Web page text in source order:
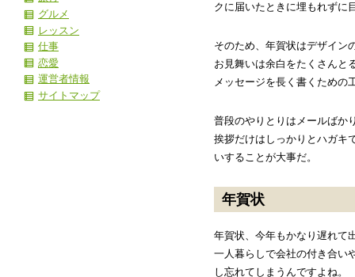
クに届いたときに埋もれずに
そのため、年賀状はデザイン
お見舞いは余白をたくさんと
メッセージを長く書くための
普段のやりとりはメールばか
挨拶だけはしっかりとハガキ
いすることが大事だ。
年賀状
年賀状、今年もかなり遅れて
一人暮らしで会社の付き合い
し忘れてしまうんですよね。
グルメ
レッスン
仕事
恋愛
運営者情報
サイトマップ